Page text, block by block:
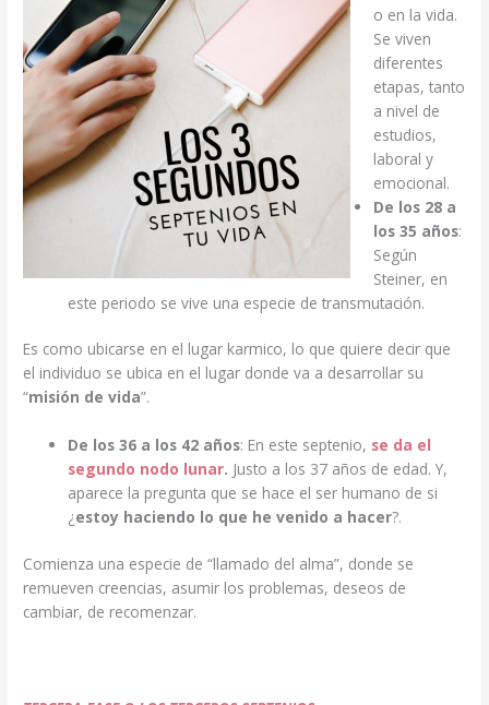
o en la vida.
Se viven
diferentes
etapas, tanto
a nivel de
estudios,
laboral y
emocional.
De los 28 a
los 35 años:
Según
Steiner, en
este periodo se vive una especie de transmutación.
Es como ubicarse en el lugar karmico, lo que quiere decir que
el individuo se ubica en el lugar donde va a desarrollar su
“misión de vida”.
De los 36 a los 42 años: En este septenio, se da el
segundo nodo lunar. Justo a los 37 años de edad. Y,
aparece la pregunta que se hace el ser humano de si
¿estoy haciendo lo que he venido a hacer?.
Comienza una especie de “llamado del alma”, donde se
remueven creencias, asumir los problemas, deseos de
cambiar, de recomenzar.